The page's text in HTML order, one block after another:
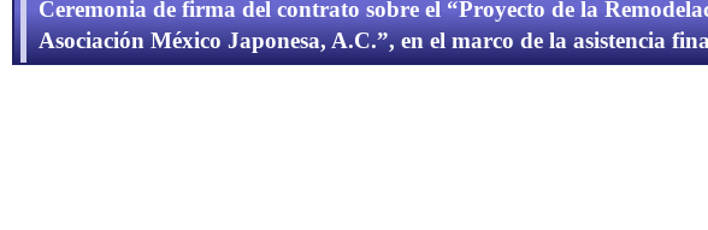
Ceremonia de firma del contrato sobre el “Proyecto de la
Asociación México Japonesa, A.C.”, en el marco de la asistencia